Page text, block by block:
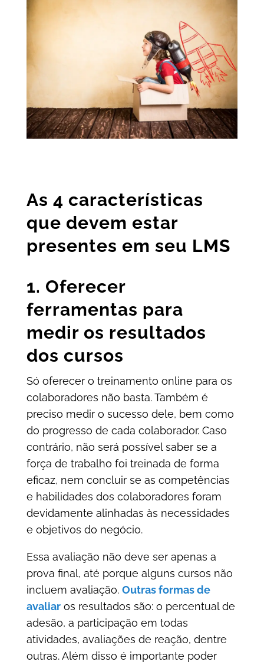
As 4 características
que devem estar
presentes em seu LMS
1. Oferecer
ferramentas para
medir os resultados
dos cursos
Só oferecer o treinamento online para os
colaboradores não basta. Também é
preciso medir o sucesso dele, bem como
do progresso de cada colaborador. Caso
contrário, não será possível saber se a
força de trabalho foi treinada de forma
eficaz, nem concluir se as competências
e habilidades dos colaboradores foram
devidamente alinhadas às necessidades
e objetivos do negócio.
Essa avaliação não deve ser apenas a
prova final, até porque alguns cursos não
incluem avaliação. Outras formas de
avaliaros resultados são: o percentual de
adesão, a participação em todas
atividades, avaliações de reação, dentre
outras. Além disso é importante poder